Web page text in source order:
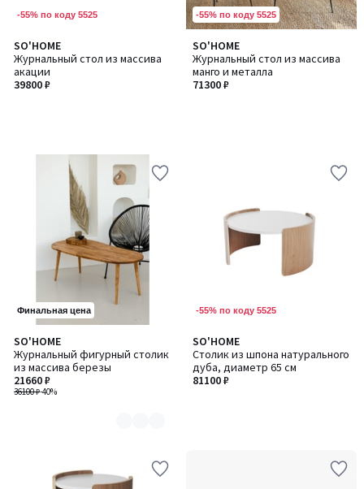
-55% по коду 5525
SO'HOME
Журнальный стол из массива
акации
39800 ₽
-55% по коду 5525
SO'HOME
Журнальный стол из массива
манго и металла
71300 ₽
Финальная цена
SO'HOME
Журнальный фигурный столик
из массива березы
36100 ₽-40%
21660 ₽
Количество
цветов:
4
-55% по коду 5525
SO'HOME
Столик из шпона натурального
дуба, диаметр 65 см
81100 ₽